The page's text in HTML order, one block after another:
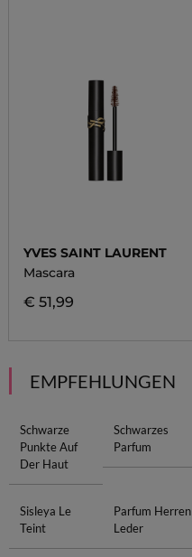
YVES SAINT LAURENT
Mascara
€ 51,99
EMPFEHLUNGEN
Schwarze
Punkte Auf
Der Haut
Schwarzes
Parfum
Sisleya Le
Teint
Parfum Herren
Leder